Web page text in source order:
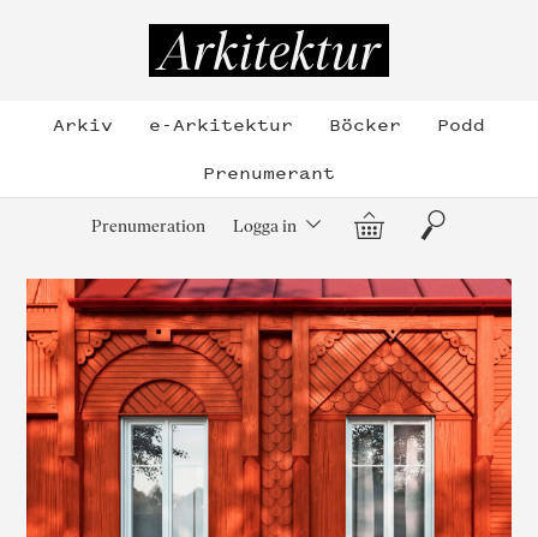
Arkiv e-Arkitektur Böcker
Podd
Prenumerant
Prenumeration Logga in Varukorg
Sök